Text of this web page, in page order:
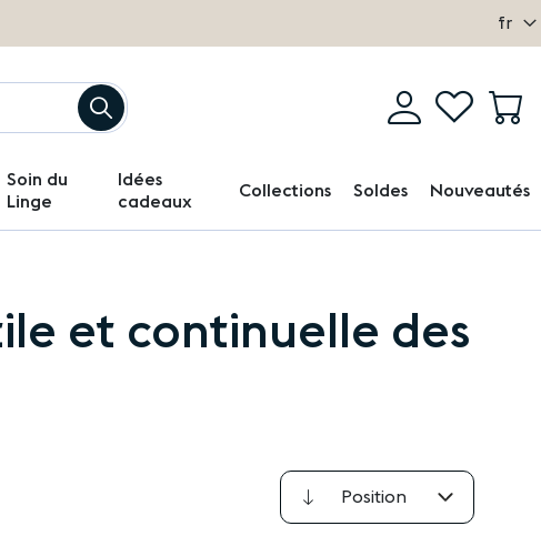
fr
Chercher
Mon
compte
My
Wishlist
Soin du
Linge
Idées
cadeaux
Collections Soldes Nouveautés
et continuelle des
Par